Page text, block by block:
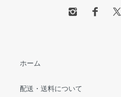
ホーム
配送・送料について